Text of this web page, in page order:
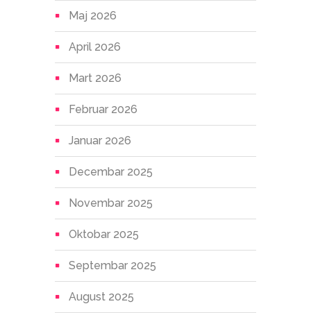
Maj 2026
April 2026
Mart 2026
Februar 2026
Januar 2026
Decembar 2025
Novembar 2025
Oktobar 2025
Septembar 2025
August 2025